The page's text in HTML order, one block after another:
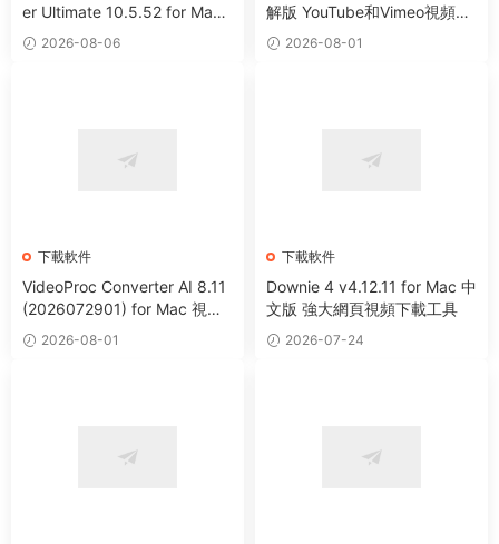
er Ultimate 10.5.52 for Mac
全能視頻編輯下載轉換工具
2026-08-06
解版 YouTube和Vimeo視頻下
載器2026-08-01
下載軟件
VideoProc Converter AI 8.11
(2026072901) for Mac 視頻
編輯處理下載格式轉換工具
2026-08-01
下載軟件
Downie 4 v4.12.11 for Mac 中
文版 強大網頁視頻下載工具
2026-07-24